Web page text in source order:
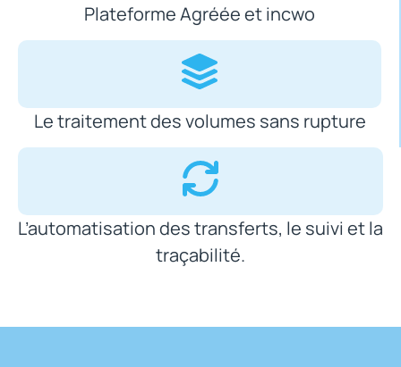
Plateforme Agréée et incwo
Le traitement des volumes sans rupture
L’automatisation des transferts, le suivi et la
traçabilité.